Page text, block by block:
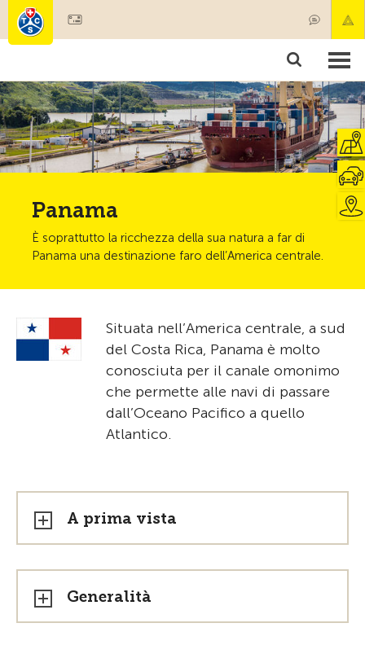
Societariato & prestazioni
Test, sicurezza & salute
Panama
È soprattutto la ricchezza della sua natura a far di
Panama una destinazione faro dell’America centrale.
Situata nell’America centrale, a sud
del Costa Rica, Panama è molto
conosciuta per il canale omonimo
che permette alle navi di passare
dall’Oceano Pacifico a quello
Atlantico.
A prima vista
Generalità